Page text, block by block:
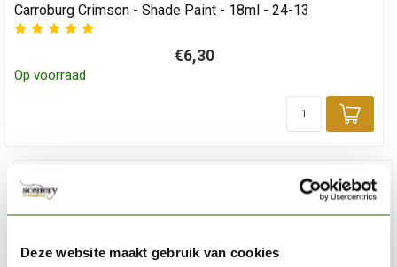
Deze website maakt gebruik van cookies
Carroburg Crimson - Shade Paint - 18ml - 24-13
€6,30
Op voorraad